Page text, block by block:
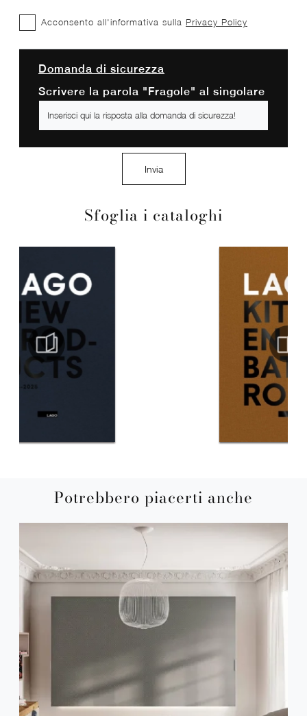
Sfoglia i cataloghi
Acconsento all'informativa sulla Privacy Policy
Domanda di sicurezza
Scrivere la parola "Fragole" al singolare
Invia
Potrebbero piacerti anche